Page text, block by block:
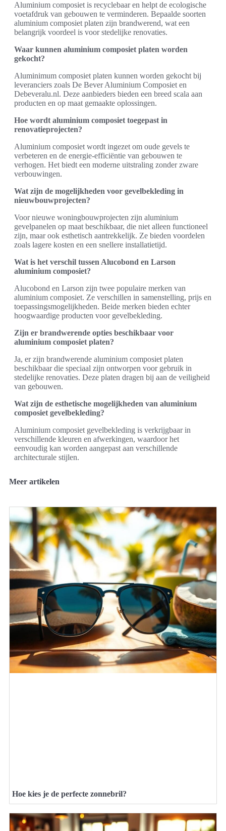
Aluminium composiet is recyclebaar en helpt de ecologische
voetafdruk van gebouwen te verminderen. Bepaalde soorten
aluminium composiet platen zijn brandwerend, wat een
belangrijk voordeel is voor stedelijke renovaties.
Waar kunnen aluminium composiet platen worden
gekocht?
Aluminimum composiet platen kunnen worden gekocht bij
leveranciers zoals De Bever Aluminium Composiet en
Debeveralu.nl. Deze aanbieders bieden een breed scala aan
producten en op maat gemaakte oplossingen.
Hoe wordt aluminium composiet toegepast in
renovatieprojecten?
Aluminium composiet wordt ingezet om oude gevels te
verbeteren en de energie-efficiëntie van gebouwen te
verhogen. Het biedt een moderne uitstraling zonder zware
verbouwingen.
Wat zijn de mogelijkheden voor gevelbekleding in
nieuwbouwprojecten?
Voor nieuwe woningbouwprojecten zijn aluminium
gevelpanelen op maat beschikbaar, die niet alleen functioneel
zijn, maar ook esthetisch aantrekkelijk. Ze bieden voordelen
zoals lagere kosten en een snellere installatietijd.
Wat is het verschil tussen Alucobond en Larson
aluminium composiet?
Alucobond en Larson zijn twee populaire merken van
aluminium composiet. Ze verschillen in samenstelling, prijs en
toepassingsmogelijkheden. Beide merken bieden echter
hoogwaardige producten voor gevelbekleding.
Zijn er brandwerende opties beschikbaar voor
aluminium composiet platen?
Ja, er zijn brandwerende aluminium composiet platen
beschikbaar die speciaal zijn ontworpen voor gebruik in
stedelijke renovaties. Deze platen dragen bij aan de veiligheid
van gebouwen.
Wat zijn de esthetische mogelijkheden van aluminium
composiet gevelbekleding?
Aluminium composiet gevelbekleding is verkrijgbaar in
verschillende kleuren en afwerkingen, waardoor het
eenvoudig kan worden aangepast aan verschillende
architecturale stijlen.
Meer artikelen
Hoe kies je de perfecte zonnebril?